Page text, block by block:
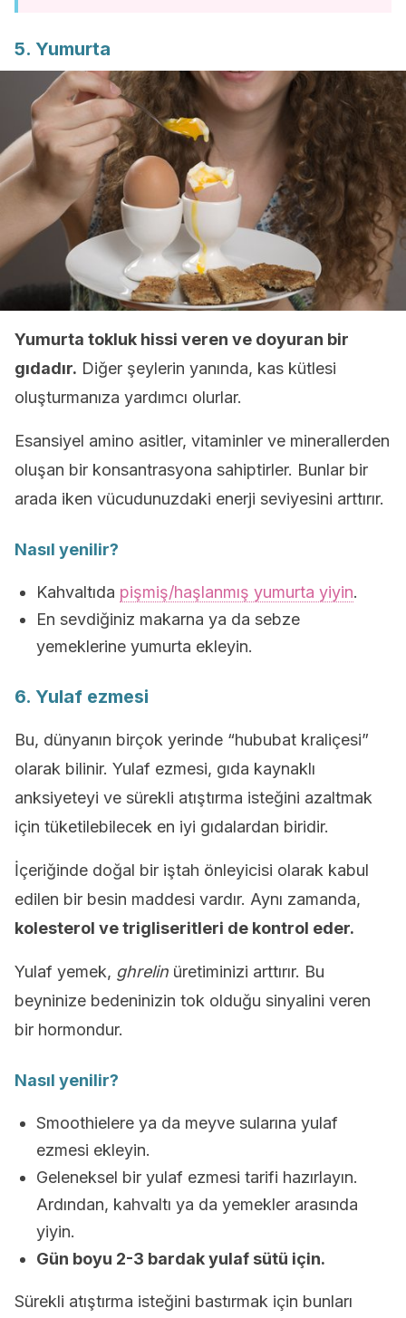
5. Yumurta
Yumurta tokluk hissi veren ve doyuran bir
gıdadır. Diğer şeylerin yanında, kas kütlesi
oluşturmanıza yardımcı olurlar.
Esansiyel amino asitler, vitaminler ve minerallerden
oluşan bir konsantrasyona sahiptirler. Bunlar bir
arada iken vücudunuzdaki enerji seviyesini arttırır.
Nasıl yenilir?
Kahvaltıda pişmiş/haşlanmış yumurta yiyin.
En sevdiğiniz makarna ya da sebze
yemeklerine yumurta ekleyin.
6. Yulaf ezmesi
Bu, dünyanın birçok yerinde “hububat kraliçesi”
olarak bilinir. Yulaf ezmesi, gıda kaynaklı
anksiyeteyi ve sürekli atıştırma isteğini azaltmak
için tüketilebilecek en iyi gıdalardan biridir.
İçeriğinde doğal bir iştah önleyicisi olarak kabul
edilen bir besin maddesi vardır. Aynı zamanda,
kolesterol ve trigliseritleri de kontrol eder.
Yulaf yemek, ghrelin üretiminizi arttırır. Bu
beyninize bedeninizin tok olduğu sinyalini veren
bir hormondur.
Nasıl yenilir?
Smoothielere ya da meyve sularına yulaf
ezmesi ekleyin.
Geleneksel bir yulaf ezmesi tarifi hazırlayın.
Ardından, kahvaltı ya da yemekler arasında
yiyin.
Gün boyu 2-3 bardak yulaf sütü için.
Sürekli atıştırma isteğini bastırmak için bunları